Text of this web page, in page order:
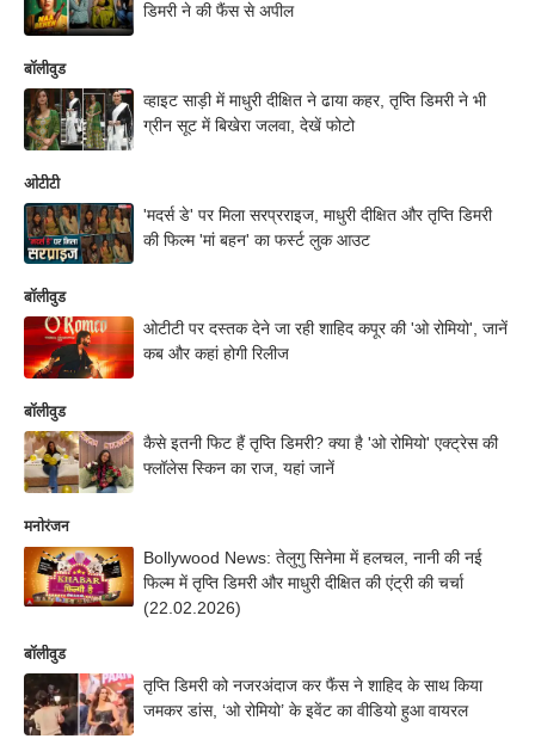
डिमरी ने की फैंस से अपील
बॉलीवुड
व्हाइट साड़ी में माधुरी दीक्षित ने ढाया कहर, तृप्ति डिमरी ने भी
ग्रीन सूट में बिखेरा जलवा, देखें फोटो
ओटीटी
'मदर्स डे' पर मिला सरप्रराइज, माधुरी दीक्षित और तृप्ति डिमरी
की फिल्म 'मां बहन' का फर्स्ट लुक आउट
बॉलीवुड
ओटीटी पर दस्तक देने जा रही शाहिद कपूर की 'ओ रोमियो', जानें
कब और कहां होगी रिलीज
बॉलीवुड
कैसे इतनी फिट हैं तृप्ति डिमरी? क्या है 'ओ रोमियो' एक्ट्रेस की
फ्लॉलेस स्किन का राज, यहां जानें
मनोरंजन
Bollywood News: तेलुगु सिनेमा में हलचल, नानी की नई
फिल्म में तृप्ति डिमरी और माधुरी दीक्षित की एंट्री की चर्चा
(22.02.2026)
बॉलीवुड
तृप्ति डिमरी को नजरअंदाज कर फैंस ने शाहिद के साथ किया
जमकर डांस, ‘ओ रोमियो’ के इवेंट का वीडियो हुआ वायरल